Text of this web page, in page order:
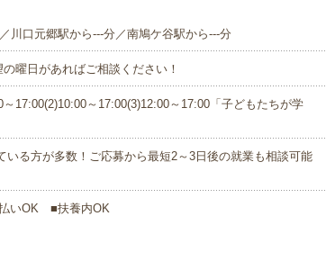
川口元郷駅から---分／南鳩ケ谷駅から---分
曜日があればご相談ください！
17:00(2)10:00～17:00(3)12:00～17:00「子どもたちが学
いる方が多数！ご応募から最短2～3日後の就業も相談可能
いOK ■扶養内OK